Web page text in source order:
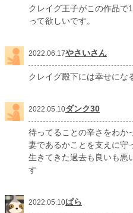
クレイグ王子がこの作品で
って欲しいです。
2022.06.17やさいさん
クレイグ殿下には幸せにな
2022.05.10ダンク30
待ってることの辛さをわか
妻であるかことを支えに守
生きてきた過去も良いも悪
す
2022.05.10ぱら